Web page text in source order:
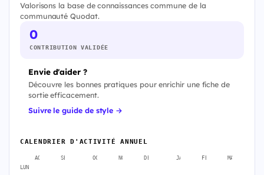
Valorisons la base de connaissances commune de la
communauté Quodat.
0
CONTRIBUTION VALIDÉE
Envie d'aider ?
Découvre les bonnes pratiques pour enrichir une fiche de
sortie efficacement.
Suivre le guide de style →
CALENDRIER D'ACTIVITÉ ANNUEL
AOÛT SEPT. OCT. NOV. DÉC. JANV. FÉVR. MARS
LUN